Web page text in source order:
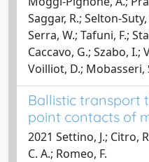
Saggar, R.; Selton-
Serra, W.; Tafuni, F.;
Caccavo, G.; Szabo, I.;
Voilliot, D.; Mobasseri,
Ballistic transport
point contacts of
2021 Settino, J.; Citro,
C. A.; Romeo, F.